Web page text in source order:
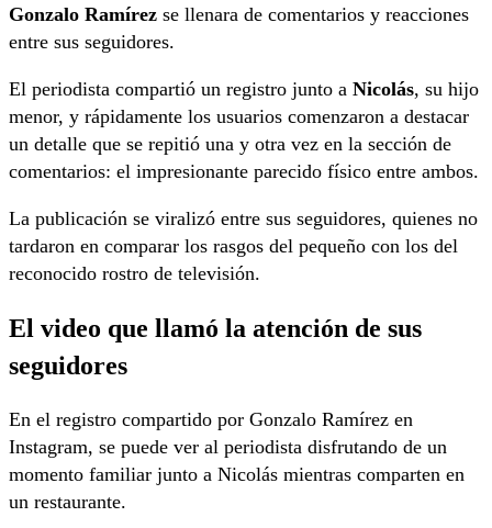
Gonzalo Ramírez se llenara de comentarios y reacciones
entre sus seguidores.
El periodista compartió un registro junto a Nicolás, su hijo
menor, y rápidamente los usuarios comenzaron a destacar
un detalle que se repitió una y otra vez en la sección de
comentarios: el impresionante parecido físico entre ambos.
La publicación se viralizó entre sus seguidores, quienes no
tardaron en comparar los rasgos del pequeño con los del
reconocido rostro de televisión.
El video que llamó la atención de sus
seguidores
En el registro compartido por Gonzalo Ramírez en
Instagram, se puede ver al periodista disfrutando de un
momento familiar junto a Nicolás mientras comparten en
un restaurante.